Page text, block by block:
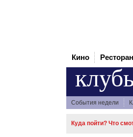
Кино
События недели
Куда пойти? Что